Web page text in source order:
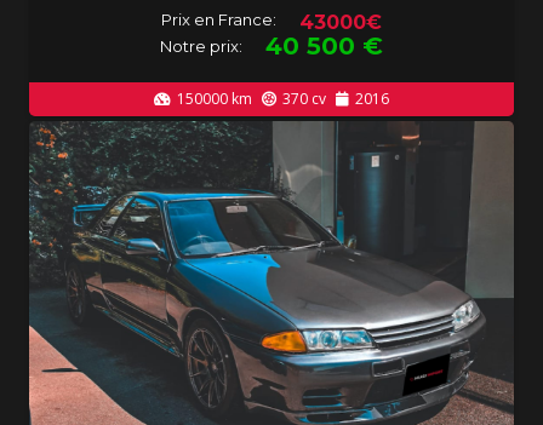
Prix en France: 43000€
Notre prix: 40 500 €
150000 km 370cv 2016